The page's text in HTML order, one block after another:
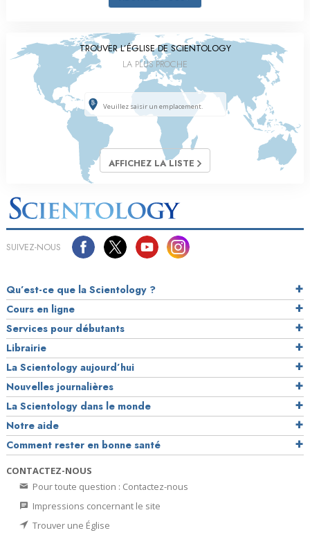
TROUVER L’ÉGLISE DE SCIENTOLOGY
LA PLUS PROCHE
AFFICHEZ LA LISTE
SUIVEZ-NOUS
Qu’est-ce que la Scientology ?
Cours en ligne
Services pour débutants
Librairie
La Scientology aujourd’hui
Nouvelles journalières
La Scientology dans le monde
Notre aide
Comment rester en bonne santé
CONTACTEZ-NOUS
Pour toute question : Contactez-nous
Impressions concernant le site
Trouver une Église